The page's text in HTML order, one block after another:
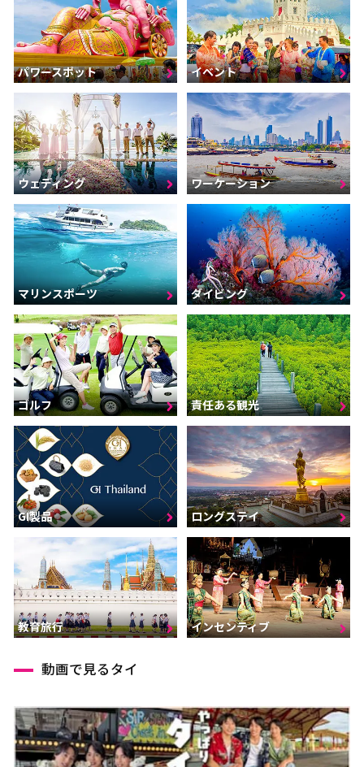
パワースポット イベント
ウェディング ワーケーション
マリンスポーツ ダイビング
ゴルフ 責任ある観光
GI製品 ロングステイ
教育旅行 インセンティブ
動画で見るタイ